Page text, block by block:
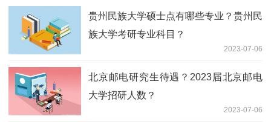
贵州民族大学硕士点有哪些专业？贵州民
族大学考研专业科目？
2023-07-06
北京邮电研究生待遇？2023届北京邮电
大学招研人数？
2023-07-06